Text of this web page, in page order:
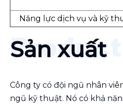
Năng lực dịch vụ và kỹ
Sản xuất
Công ty có đội ngũ nhân
ngũ kỹ thuật. Nó có khả